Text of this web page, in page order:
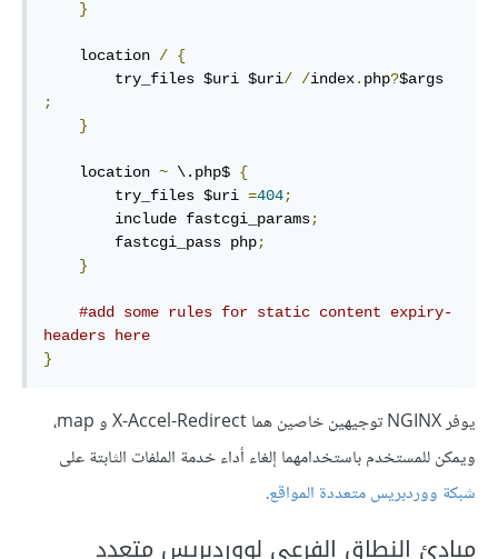
}
    location
/ {
        try_files $uri $uri
/ /index. php?
;
}
    location
~ \.php$ {
        try_files $uri
=404;
        include fastcgi_params
;
        fastcgi_pass php
;
}
#add some rules for static content expiry-
headers here
}
يوفر NGINX توجيهين خاصين هما X-Accel-Redirect و map،
ويمكن للمستخدم باستخدامهما إلغاء أداء خدمة الملفات الثابتة على
شبكة ووردبريس متعددة المواقع.
مبادئ النطاق الفرعي لووردبريس متعدد